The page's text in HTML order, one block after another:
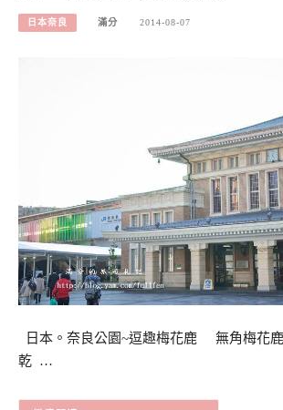
日本奈良 滿分 2014-08-07
日本。奈良公園~逗趣梅花鹿 無角梅花
乾 …